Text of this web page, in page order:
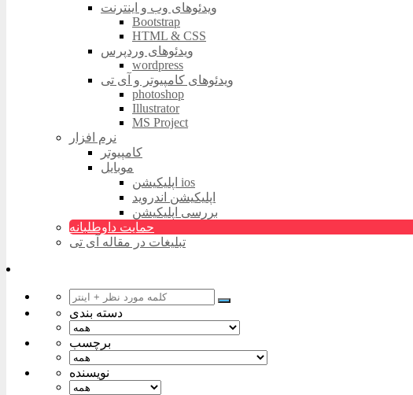
ویدئوهای وب و اینترنت
Bootstrap
HTML & CSS
ویدئوهای وردپرس
wordpress
ویدئوهای کامپیوتر و آی تی
photoshop
Illustrator
MS Project
نرم افزار
کامپیوتر
موبایل
اپلیکیشن ios
اپلیکیشن اندروید
بررسی اپلیکیشن
حمایت داوطلبانه
تبلیغات در مقاله آی تی
دسته بندی
برچسب
نویسنده